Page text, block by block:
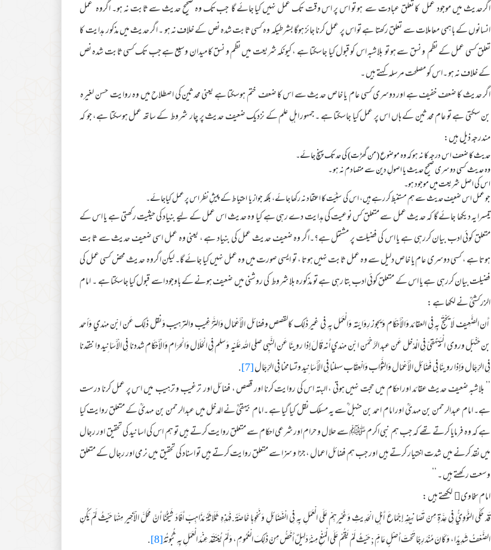
اگرحدیث میں موجود عمل کا تعلق عبادت سے ہو تو اس پر اس وقت تک عمل نہیں کیا جائے گا جب تک وہ صحیح حدیث سے ثابت نہ ہو۔ اگروہ عمل
انسانوں کے باہمی معاملات سے تعلق رکھتا ہے تو اس پر عمل کرنا جائز ہوگا بشرطیکہ وہ کسی ثابت شدہ نص کے خلاف نہ ہو ۔ اگر حدیث میں مذکور ہدایت کا
تعلق کسی عمل کے نظم و نسق سے ہو تو بلاشبہ اس کو قبول کیا جاسکتا ہے ، کیونکہ شریعت میں نظم و نسق کا میدان وسیع ہے جب تک کسی ثابت شدہ نص
کے خلاف نہ ہو ۔اس کو مصلحت مرسلہ کہتے ہیں ۔
اگر حدیث کا ضعف خفیف ہے اور دوسری کسی عام یا خاص حدیث سے اس کا ضعف ختم ہوسکتا ہے یعنی محدثین کی اصطلاح میں وہ روایت حسن لغیرہ
بن سکتی ہے تو عام محدثین کے ہاں اس پر عمل کیا جاسکتا ہے ۔جمہور اہلِ علم کے نزدیک ضعیف حدیث پر چار شروط کے ساتھ عمل ہوسکتا ہے، جو کہ
مندرجہ ذیل ہیں:
حدیث کا ضعف اس درجہ کا نہ ہو کہ وہ موضوع (من گھڑت) کی حد تک پہنچ جائے۔
وہ حدیث کسی دوسری صحیح حدیث یا اصولِ دین سے متصادم نہ ہو ۔
اس کی اصل شریعت میں موجود ہو۔
جو عمل اس ضعیف حدیث سے ہم مستنبط کر رہے ہیں، اس کی سنِّیَت کا اعتقاد نہ رکھا جائے، بلکہ جواز یا احتیاط کے پیشِ نظر اس پر عمل کیاجائے۔
تیسرا یہ دیکھا جائے گا کہ حدیث عمل سے متعلق کس نوعیت کی ہدایت دے رہی ہے کیا وہ حدیث اس عمل کے لیے بنیاد کی حیثیت رکھتی ہے یا اس کے
متعلق کوئی ادب بیان کررہی ہے یا اس کی فضیلت پر مشتمل ہے؟۔اگر وہ ضعیف حدیث عمل کی بنیاد ہے ، یعنی وہ عمل اسی ضعیف حدیث سے ثابت
ہوتا ہے ، کسی دوسری عام یا خاص دلیل سے وہ عمل ثابت نہیں ہوتا ، تو ایسی صورت میں وہ عمل نہیں کیا جائے گا۔ لیکن اگروہ حدیث محض کسی عمل کی
فضیلت بیان کررہی ہے یا اس کے متعلق کوئی ادب بتا رہی ہے تو مذکورہ بلا شروط کی روشنی میں ضعیف ہونے کے باوجود اسے قبول کیا جاسکتا ہے ۔ امام
الزرکشیؒ نے لکھا ہے :
أَن الضَّعِيف لَا يحْتَج بِهِ فِي العقائد وَالْأَحْكَام وَيجوز رِوَايَته وَالْعَمَل بِهِ فِي غير ذَلِك كالقصص وفضائل الْأَعْمَال وَالتَّرْغِيب والترهيب وَنقل ذَلِك عَن ابْن مهْدي وَأحمد
بن حَنْبَل وروى الْبَيْهَقِيّ فِي الْمدْخل عَن عبد الرَّحْمَن ابْن مهْدي أَنه قَالَ إِذا روينَا عَن النَّبِي صلى الله عَلَيْهِ وَسلم فِي الْحَلَال وَالْحرَام وَالْأَحْكَام شددنا فِي الْأَسَانِيد وانتقدنا
فِي الرِّجَال وَإِذا روينَا فِي فَضَائِل الْأَعْمَال وَالثَّوَاب وَالْعِقَاب سهلنا فِي الْأَسَانِيد وتسامحنا فِي الرِّجَال[7]
.
’’ بلاشبہ ضعیف حدیث عقائد اور احکام میں حجت نہیں ہوتی ، البتہ اس کی روایت کرنا اور قصص ، فضائل اور ترغیب و ترہیب میں اس پر عمل کرنا درست
ہے۔ امام عبدالرحمن بن مہدیؒ اور امام احمد بن حنبل ؒسے یہ مسلک نقل کیا گیا ہے ۔امام بیہقیؒ نے المدخل میں عبدالرحمن بن مہدیؒ کے متعلق روایت کیا
ہے کہ وہ فرمایا کرتے تھے کہ جب ہم نبی اکرم ﷺ سے حلال و حرام اور شرعی احکام سے متعلق روایت کرتے ہیں تو ہم اس کی اسانید کی تحقیق اور رجال
میں نقد کرنے میں شدت اختیار کرتے ہیں اور جب ہم فضائل اعمال ، جزا و سزا سے متعلق روایت کرتے ہیں تو اسناد کی تحقیق میں نرمی اور رجال کے متعلق
وسعت رکھتے ہیں ۔ ‘‘
امام سخاوی لکھتے ہیں :
قَدْ حَكَى النَّوَوِيُّ فِي عِدَّةٍ مِنْ تَصَانِيفِهِ إِجْمَاعَ أَهْلِ الْحَدِيثِ وَغَيْرِهِمْ عَلَى الْعَمَلِ بِهِ فِي الْفَضَائِلِ وَنَحْوِهَا خَاصَّةً.فَهَذِهِ ثَلَاثَةُ مَذَاهِبَ أَفَادَ شَيْخُنَا أَنَّ مَحَلَّ الْأَخِيرِ مِنْهَا حَيْثُ لَمْ يَكُنِ
الضَّعْفُ شَدِيدًا، وَكَانَ مُنْدَرِجًا تَحْتَ أَصْلٍ عَامٍّ ; حَيْثُ لَمْ يَقُمْ عَلَى الْمَنْعِ مِنْهُ دَلِيلٌ أَخَصُّ مِنْ ذَلِكَ الْعُمُومِ، وَلَمْ يُعْتَقَدْ عِنْدَ الْعَمَلِ بِهِ ثُبُوتُهُ[8]
.